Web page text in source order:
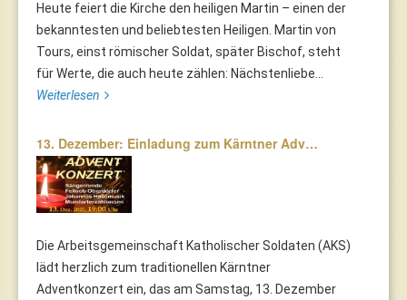
Heute feiert die Kirche den heiligen Martin – einen der
bekanntesten und beliebtesten Heiligen. Martin von
Tours, einst römischer Soldat, später Bischof, steht
für Werte, die auch heute zählen: Nächstenliebe...
Weiterlesen
13. Dezember: Einladung zum Kärntner Adv…
Die Arbeitsgemeinschaft Katholischer Soldaten (AKS)
lädt herzlich zum traditionellen Kärntner
Adventkonzert ein, das am Samstag, 13. Dezember